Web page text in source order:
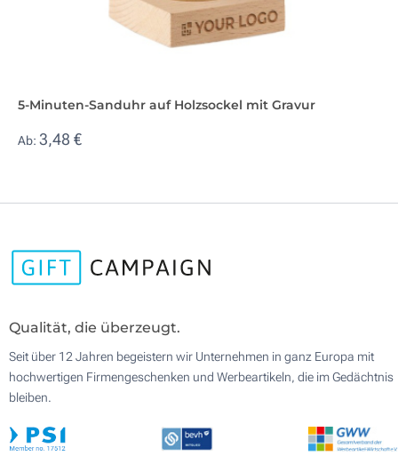
5-Minuten-Sanduhr auf Holzsockel mit Gravur
Ab: 3,48 €
Qualität, die überzeugt.
Seit über 12 Jahren begeistern wir Unternehmen in ganz Europa mit
hochwertigen Firmengeschenken und Werbeartikeln, die im Gedächtnis
bleiben.